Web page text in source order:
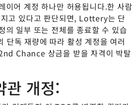
이어 계정 하나만 허용됩니다.한 사람
고 있다고 판단되면, Lottery는 단
의 일부 또는 전체를 종료할 수 있습
독 재량에 따라 활성 계정을 여러
Chance 상금을 받을 자격이 박탈
관 개정: